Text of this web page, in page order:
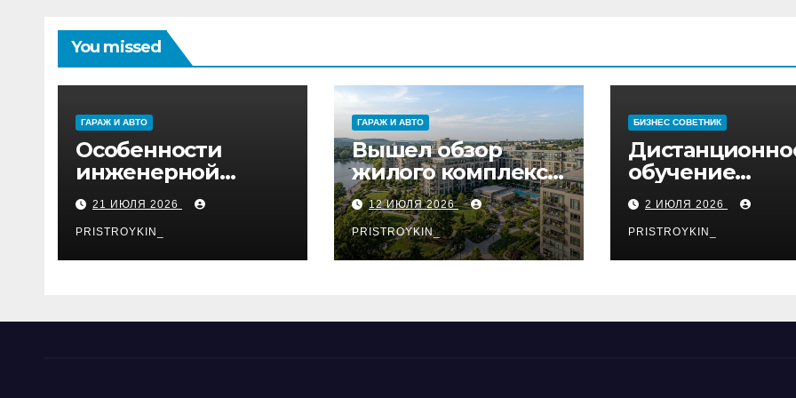
You missed
ГАРАЖ И АВТО
Особенности
инженерной
паркетной доски
для укладки
французской
ёлкой
21 ИЮЛЯ 2026
PRISTROYKIN_
ГАРАЖ И АВТО
Вышел обзор
жилого комплекса
на 574 квартиры
12 ИЮЛЯ 2026
PRISTROYKIN_
БИЗНЕС СОВЕТНИК
обучение
профессиям
2 ИЮЛЯ 2026
PRISTROYKIN_